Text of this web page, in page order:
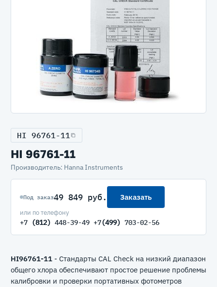
HI 96761-11
HI 96761-11
Производитель: Hanna Instruments
Под заказ49 849 руб. Заказать
или по телефону
+7 (812) 448-39-49 +7(499) 703-02-56
HI96761-11 - Стандарты CAL Check на низкий диапазон
общего хлора обеспечивают простое решение проблемы
калибровки и проверки портативных фотометров